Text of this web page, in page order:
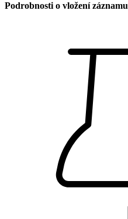
Podrobnosti o vložení záznamu